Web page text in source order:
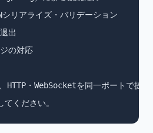
リアライズ・バリデーション
出
の対応
HTTP・WebSocketを同一ポートで提供
ください。